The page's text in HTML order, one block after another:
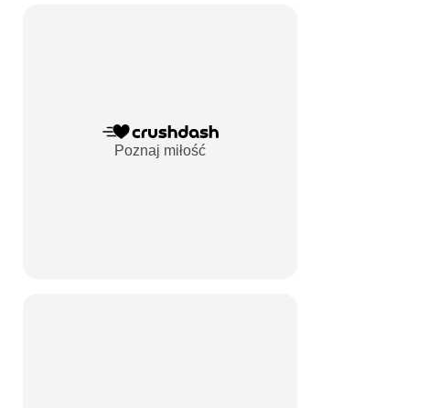
Poznaj miłość